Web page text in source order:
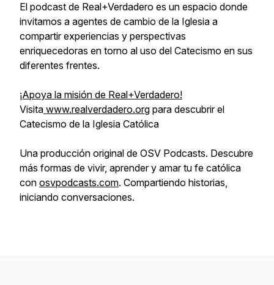
El podcast de Real+Verdadero es un espacio donde
invitamos a agentes de cambio de la Iglesia a
compartir experiencias y perspectivas
enriquecedoras en torno al uso del Catecismo en sus
diferentes frentes.
¡Apoya la misión de Real+Verdadero!
Visita www.realverdadero.org para descubrir el
Catecismo de la Iglesia Católica
Una producción original de OSV Podcasts. Descubre
más formas de vivir, aprender y amar tu fe católica
con osvpodcasts.com. Compartiendo historias,
iniciando conversaciones.